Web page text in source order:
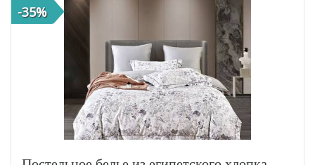
-35%